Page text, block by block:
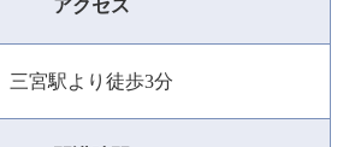
アクセス
三宮駅より徒歩3分